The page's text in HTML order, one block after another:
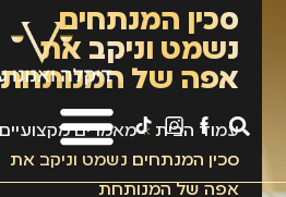
סכין המנתחים
נשמט וניקב את
אפה של המנותחת
עמוד הבית»מאמרים מקצועיים
סכין המנתחים נשמט וניקב את
אפה של המנותחת